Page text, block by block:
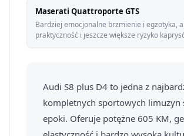
Maserati Quattroporte GTS
Bardziej emocjonalne brzmienie i egzotyka,
praktyczność i jeszcze większe ryzyko
Audi S8 plus D4 to jedna z
kompletnych sportowych limuzyn
epoki. Oferuje potężne 605 KM,